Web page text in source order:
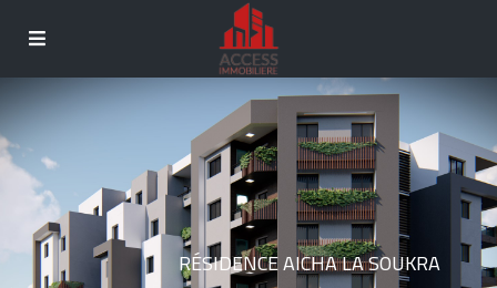
RÉSIDENCE AICHA LA SOUKRA